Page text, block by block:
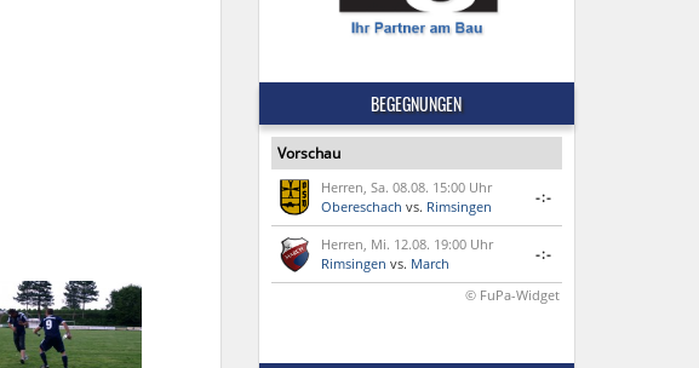
BEGEGNUNGEN
Vorschau
Herren, Sa. 08.08. 15:00 Uhr
Obereschach vs. Rimsingen
-:-
Herren, Mi. 12.08. 19:00 Uhr
Rimsingen vs. March
-:-
© FuPa-Widget